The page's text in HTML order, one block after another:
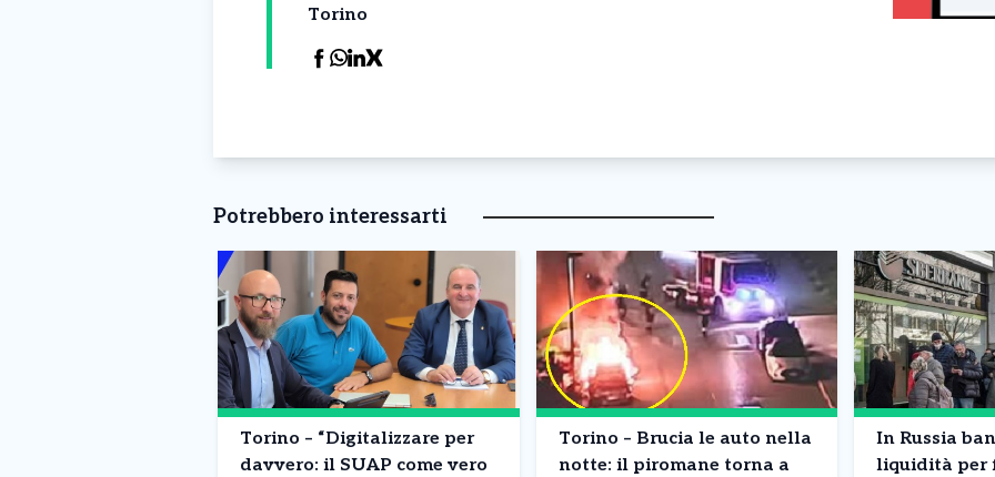
Torino
Potrebbero interessarti
Torino – “Digitalizzare per
davvero: il SUAP come vero
Torino – Brucia le auto nella
notte: il piromane torna a
In Russia
liquidità per